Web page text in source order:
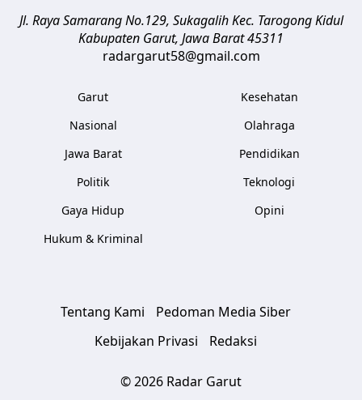
Jl. Raya Samarang No.129, Sukagalih Kec. Tarogong Kidul
Kabupaten Garut, Jawa Barat45311
radargarut58@gmail.com
Garut
Nasional
Jawa Barat
Politik
Gaya Hidup
Hukum & Kriminal
Kesehatan
Olahraga
Pendidikan
Teknologi
Opini
Tentang Kami
Pedoman Media Siber
Kebijakan Privasi
Redaksi
© 2026 Radar Garut